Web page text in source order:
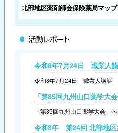
北部地区薬剤師会保険薬局マップ
令和8年7月24日 職業人
令和8年7月24日 職業人講話
「第85回九州山口薬学大
「第85回九州山口薬学大会」
令和8年 第24回 北部地区